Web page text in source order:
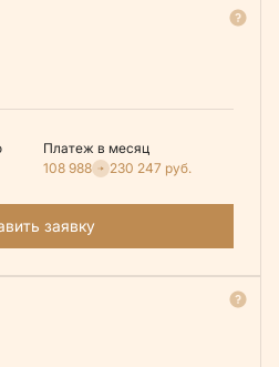
Платеж в месяц
108 988
230 247 руб.
заявку